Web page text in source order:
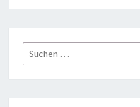
Suchen
nach: